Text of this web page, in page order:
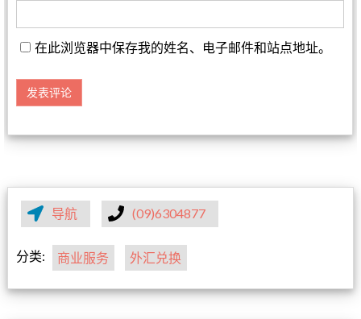
在此浏览器中保存我的姓名、电子邮件和站点地址。
导航 (09)6304877
分类: 商业服务 外汇兑换